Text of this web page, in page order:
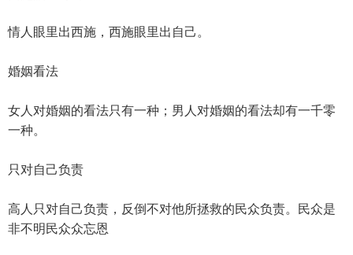
情人眼里出西施，西施眼里出自己。
婚姻看法
女人对婚姻的看法只有一种；男人对婚姻的看法却有一千零
一种。
只对自己负责
高人只对自己负责，反倒不对他所拯救的民众负责。民众是
非不明民众众忘恩